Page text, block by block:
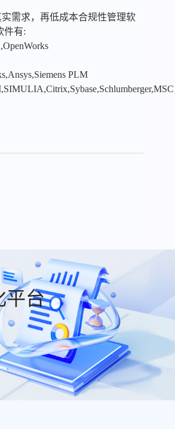
需求，再低成本合规性管理软
件有:
PLM
平台